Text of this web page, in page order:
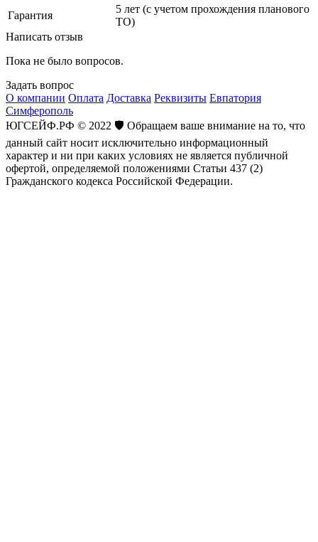
Гарантия
5 лет (с учетом прохождения планового
ТО)
Написать отзыв
Пока не было вопросов.
Задать вопрос
О компании Оплата Доставка Реквизиты Евпатория
Симферополь
ЮГСЕЙФ.РФ © 2022 🛡️ Обращаем ваше внимание на то, что
данный сайт носит исключительно информационный
характер и ни при каких условиях не является публичной
офертой, определяемой положениями Статьи 437 (2)
Гражданского кодекса Российской Федерации.